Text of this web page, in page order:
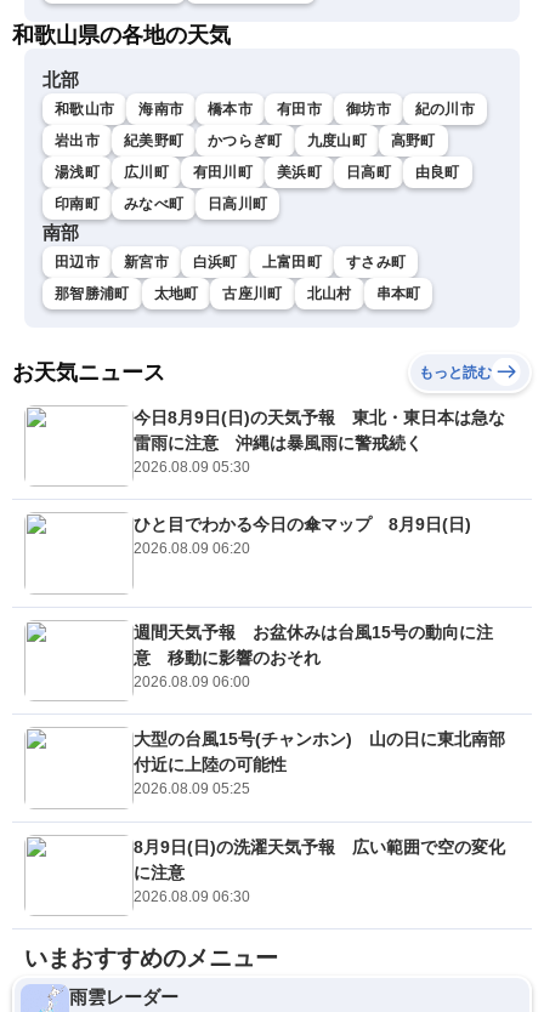
和歌山県の各地の天気
北部
和歌山市 海南市 橋本市 有田市 御坊市
紀の川市
岩出市
紀美野町 かつらぎ町 九度山町
高野町
湯浅町
広川町 有田川町 美浜町 日高町
由良町
印南町
みなべ町 日高川町
南部
田辺市 新宮市 白浜町 上富田町
すさみ町
那智勝浦町
太地町 古座川町 北山村 串本町
お天気ニュース もっと読む
今日8月9日(日)の天気予報 東北・東日本は急な
雷雨に注意 沖縄は暴風雨に警戒続く
2026.08.09 05:30
ひと目でわかる今日の傘マップ 8月9日(日)
2026.08.09 06:20
週間天気予報 お盆休みは台風15号の動向に注
意 移動に影響のおそれ
2026.08.09 06:00
大型の台風15号(チャンホン) 山の日に東北南部
付近に上陸の可能性
2026.08.09 05:25
8月9日(日)の洗濯天気予報 広い範囲で空の変化
に注意
2026.08.09 06:30
いまおすすめのメニュー
雨雲レーダー